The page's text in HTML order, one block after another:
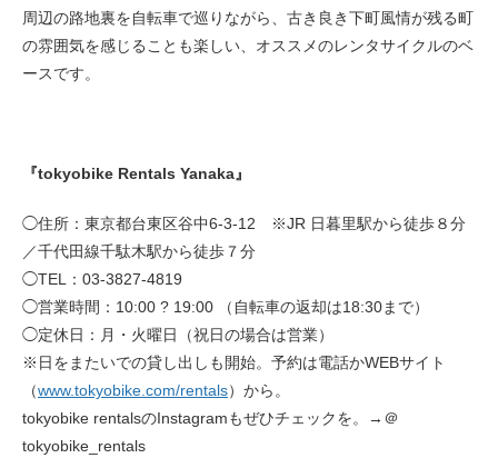
eVita
店舗ブログ
イベント
特集
メディア
周辺の路地裏を自転車で巡りながら、古き良き下町風情が残る町
の雰囲気を感じることも楽しい、オススメのレンタサイクルのベ
ースです。
『tokyobike Rentals Yanaka』
◯住所：東京都台東区谷中6-3-12 ※JR 日暮里駅から徒歩８分
／千代田線千駄木駅から徒歩７分
◯TEL：03-3827-4819
◯営業時間：10:00 ? 19:00 （自転車の返却は18:30まで）
◯定休日：月・火曜日（祝日の場合は営業）
※日をまたいでの貸し出しも開始。予約は電話かWEBサイト
（www.tokyobike.com/rentals）から。
tokyobike rentalsのInstagramもぜひチェックを。→＠
tokyobike_rentals